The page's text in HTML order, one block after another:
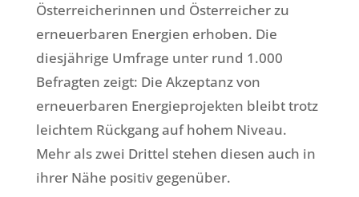
Österreicherinnen und Österreicher zu
erneuerbaren Energien erhoben. Die
diesjährige Umfrage unter rund 1.000
Befragten zeigt: Die Akzeptanz von
erneuerbaren Energieprojekten bleibt trotz
leichtem Rückgang auf hohem Niveau.
Mehr als zwei Drittel stehen diesen auch in
ihrer Nähe positiv gegenüber.